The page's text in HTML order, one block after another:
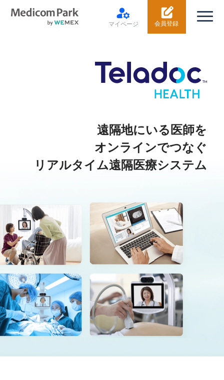
会員登録
マイページ
遠隔地にいる医師を
オンラインでつなぐ
リアルタイム遠隔医療システム